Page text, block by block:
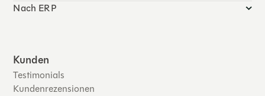
Nach ERP
Kunden
Testimonials
Kundenrezensionen